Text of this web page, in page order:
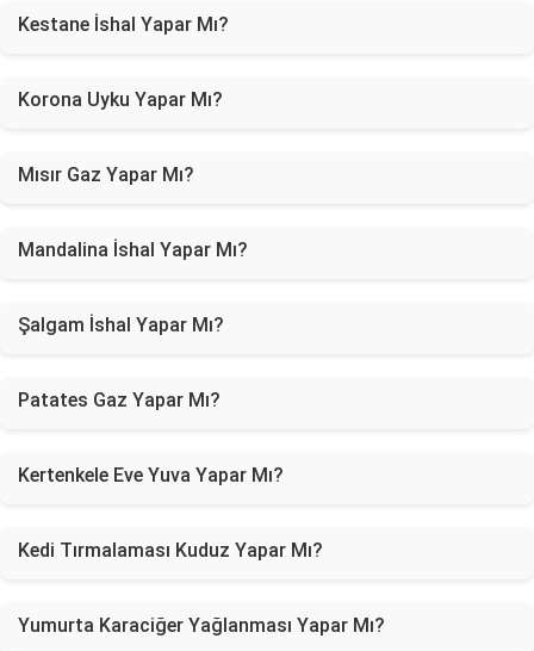
Kestane İshal Yapar Mı?
Korona Uyku Yapar Mı?
Mısır Gaz Yapar Mı?
Mandalina İshal Yapar Mı?
Şalgam İshal Yapar Mı?
Patates Gaz Yapar Mı?
Kertenkele Eve Yuva Yapar Mı?
Kedi Tırmalaması Kuduz Yapar Mı?
Yumurta Karaciğer Yağlanması Yapar Mı?